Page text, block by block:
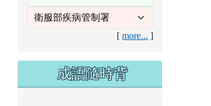
[more... ]
成語隨時背